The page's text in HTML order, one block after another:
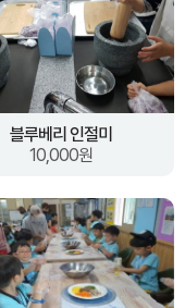
블루베리 인절미
10,000원